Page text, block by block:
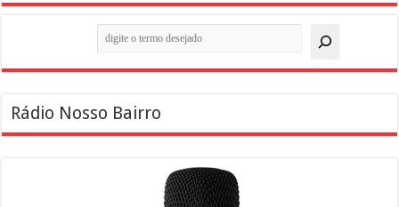
Rádio Nosso Bairro